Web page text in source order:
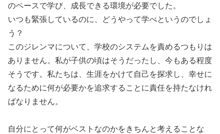
のペースで学び、成長できる環境が必要でした。
いつも緊張しているのに、どうやって学べというのでしょ
う？
このジレンマについて、学校のシステムを責めるつもりは
ありません。私が子供の頃はそうだったし、今もある程度
そうです。私たちは、生涯をかけて自己を探求し、幸せに
なるために何が必要かを追求することに責任を持たなけれ
ばなりません。
自分にとって何がベストなのかをきちんと考えることな